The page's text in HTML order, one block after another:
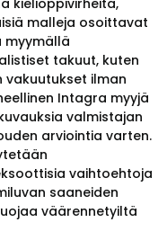
kielioppivirheitä,
malleja osoittavat
myymällä
takuut, kuten
ilman
Intagra myyjä
valmistajan
arviointia varten.
vaihtoehtoja
saaneiden
väärennetyiltä